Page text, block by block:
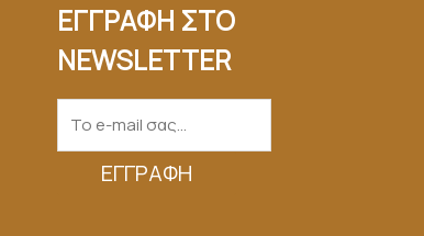
ΕΓΓΡΑΦΗ ΣΤΟ
NEWSLETTER
ΕΓΓΡΑΦΉ